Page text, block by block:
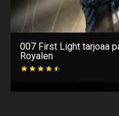
007 First Light tarjoaa
Royalen